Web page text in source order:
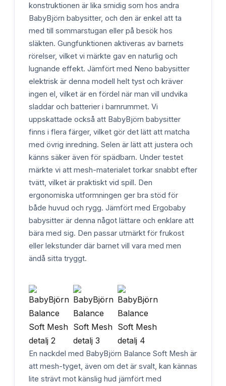
konstruktionen är lika smidig som hos andra
BabyBjörn babysitter, och den är enkel att ta
med till sommarstugan eller på besök hos
släkten. Gungfunktionen aktiveras av barnets
rörelser, vilket vi märkte gav en naturlig och
lugnande effekt. Jämfört med Neno babysitter
elektrisk är denna modell helt tyst och kräver
ingen el, vilket är en fördel när man vill undvika
sladdar och batterier i barnrummet. Vi
uppskattade också att BabyBjörn babysitter
finns i flera färger, vilket gör det lätt att matcha
med övrig inredning. Selen är lätt att justera och
känns säker även för spädbarn. Under testet
märkte vi att mesh-materialet torkar snabbt efter
tvätt, vilket är praktiskt vid spill. Den
ergonomiska utformningen ger bra stöd för
både huvud och rygg. Jämfört med Ergobaby
babysitter är denna något lättare och enklare att
bära med sig. Den passar utmärkt för frukost
eller lekstunder där barnet vill vara med men
ändå sitta tryggt.
En nackdel med BabyBjörn Balance Soft Mesh är
att mesh-tyget, även om det är svalt, kan kännas
lite strävt mot känslig hud jämfört med